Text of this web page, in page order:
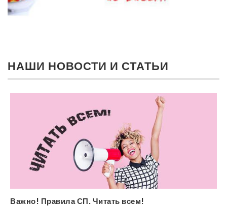
НАШИ НОВОСТИ И СТАТЬИ
Важно! Правила СП. Читать всем!